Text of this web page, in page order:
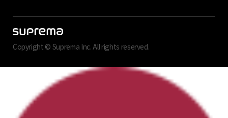
Copyright © Suprema Inc. All rights reserved.